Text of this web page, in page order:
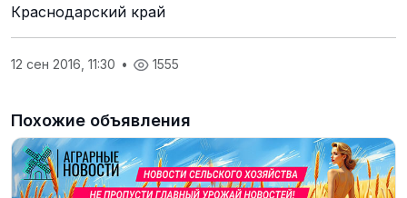
Краснодарский край
12 сен 2016, 11:30 • 1555
Похожие объявления